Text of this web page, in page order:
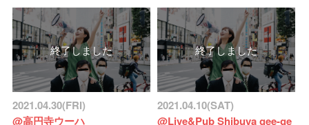
終了しました
2021.04.30(FRI)
@高円寺ウーハ
終了しました
2021.04.10(SAT)
@Live&Pub Shibuya gee-ge